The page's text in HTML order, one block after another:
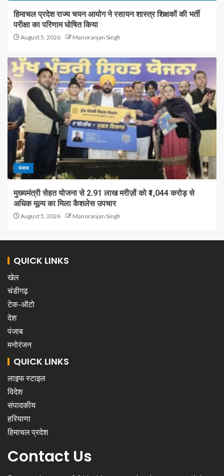
हिमाचल प्रदेश राज्य चयन आयोग ने रसायन शास्त्र शिक्षकों की भर्ती
परीक्षा का परिणाम घोषित किया
August 5, 2026 Manoranjan Singh
पंजाब
मुख्यमंत्री सेहत योजना से 2.91 लाख मरीज़ों को ₹1,044 करोड़ से
अधिक मूल्य का मिला कैशलेस उपचार
August 5, 2026 Manoranjan Singh
QUICK LINKS
खेल
चंडीगढ़
टेक-ऑटो
देश
पंजाब
मनोरंजन
QUICK LINKS
लाइफ स्टाइल
विदेश
संपादकीय
हरियाणा
हिमाचल प्रदेश
Contact Us